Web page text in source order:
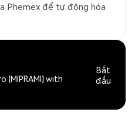
Phemex để tự động hóa
(MIPRAMI) with
Bắt
đầu